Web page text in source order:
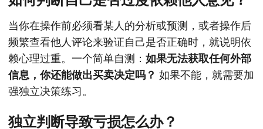
当你在操作前必须看某人的分析或预测，或者操作后
频繁查看他人评论来验证自己是否正确时，就说明依
赖心理过重。一个简单自测： 如果无法获取任何外部
信息，你还能做出买卖决定吗？ 如果不能，就需要加
强独立决策练习。
独立判断导致亏损怎么办？